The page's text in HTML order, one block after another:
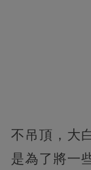
不吊頂，大
是為了將一